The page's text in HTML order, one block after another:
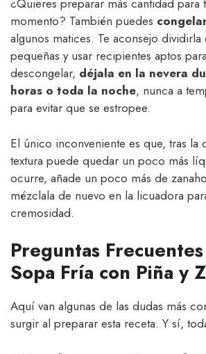
¿Quieres preparar más cantidad para
momento? También puedes
algunos matices. Te aconsejo
pequeñas y usar recipientes aptos
descongelar, déjala en la nevera
horas o toda la noche, nunca a
para evitar que se estropee.
El único inconveniente es que, tras la
textura puede quedar un poco más
ocurre, añade un poco más de
mézclala de nuevo en la licuadora
cremosidad.
Preguntas
Sopa Fría con Piña y
Aquí van algunas de las dudas más
surgir al preparar esta receta. Y sí,